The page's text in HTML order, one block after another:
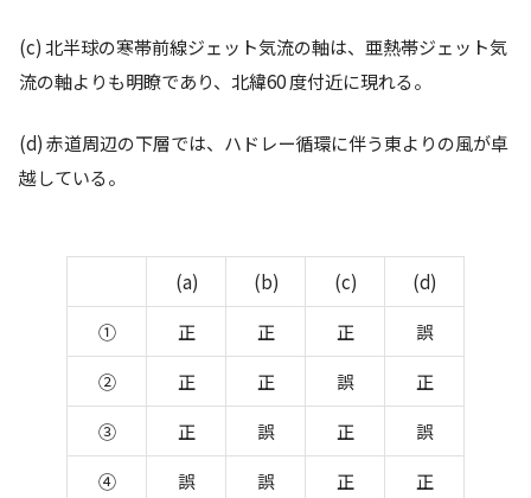
(c) 北半球の寒帯前線ジェット気流の軸は、亜熱帯ジェット気
流の軸よりも明瞭であり、北緯60 度付近に現れる。
(d) ⾚道周辺の下層では、ハドレー循環に伴う東よりの⾵が卓
越している。
(a) (b) (c)
(d)
①
正 正 正
誤
②
正 正 誤
正
③
正 誤 正
誤
④
誤 誤 正
正